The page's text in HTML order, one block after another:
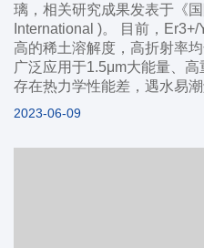
璃，相关研究成果发表于《
International )。 目前，
高的稀土溶解度，高折射率
广泛应用于1.5μm大能量、
存在热力学性能差，遇水易
2023-06-09